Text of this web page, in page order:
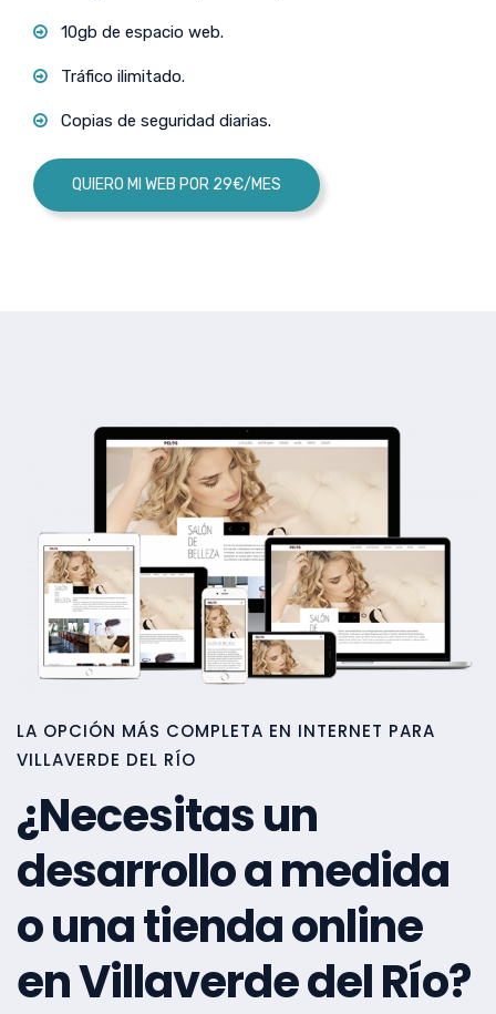
10gb de espacio web.
Tráfico ilimitado.
Copias de seguridad diarias.
QUIERO MI WEB POR 29€/MES
LA OPCIÓN MÁS COMPLETA EN INTERNET PARA
VILLAVERDE DEL RÍO
¿Necesitas un
desarrollo a medida
o una tienda online
en Villaverde del Río?